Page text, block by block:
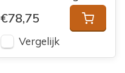
€78,75
Vergelijk